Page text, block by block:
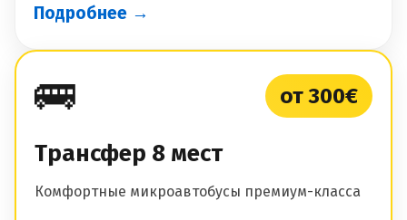
Подробнее →
🚌 от 300€
Трансфер 8 мест
Комфортные микроавтобусы премиум-класса